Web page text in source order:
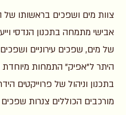
צוות מים ושפכים בראשותו של
אבישי מתמחה בתכנון הנדסי
של מים, שפכים עירוניים ושפכים
היתר ל"אפיק" התמחות מיוחדת
בתכנון וניהול של פרוייקטים
מורכבים הכוללים צנרות שפכים